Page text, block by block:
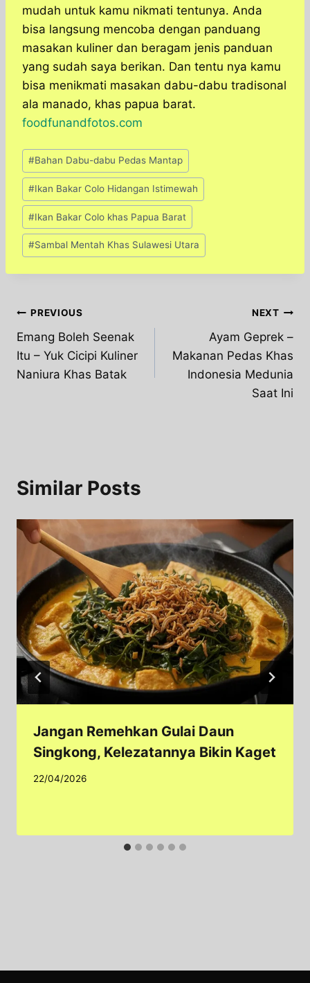
mudah untuk kamu nikmati tentunya. Anda
bisa langsung mencoba dengan panduang
masakan kuliner dan beragam jenis panduan
yang sudah saya berikan. Dan tentu nya kamu
bisa menikmati masakan dabu-dabu tradisonal
ala manado, khas papua barat.
foodfunandfotos.com
Post
Tags:
#Bahan Dabu-dabu Pedas Mantap
#Ikan Bakar Colo Hidangan Istimewah
#Ikan Bakar Colo khas Papua Barat
#Sambal Mentah Khas Sulawesi Utara
Post
navigation
PREVIOUS
Emang Boleh Seenak
Itu – Yuk Cicipi Kuliner
Naniura Khas Batak
NEXT
Ayam Geprek –
Makanan Pedas Khas
Indonesia Medunia
Saat Ini
Similar Posts
Jangan Remehkan Gulai Daun
Singkong, Kelezatannya Bikin Kaget
22/04/2026